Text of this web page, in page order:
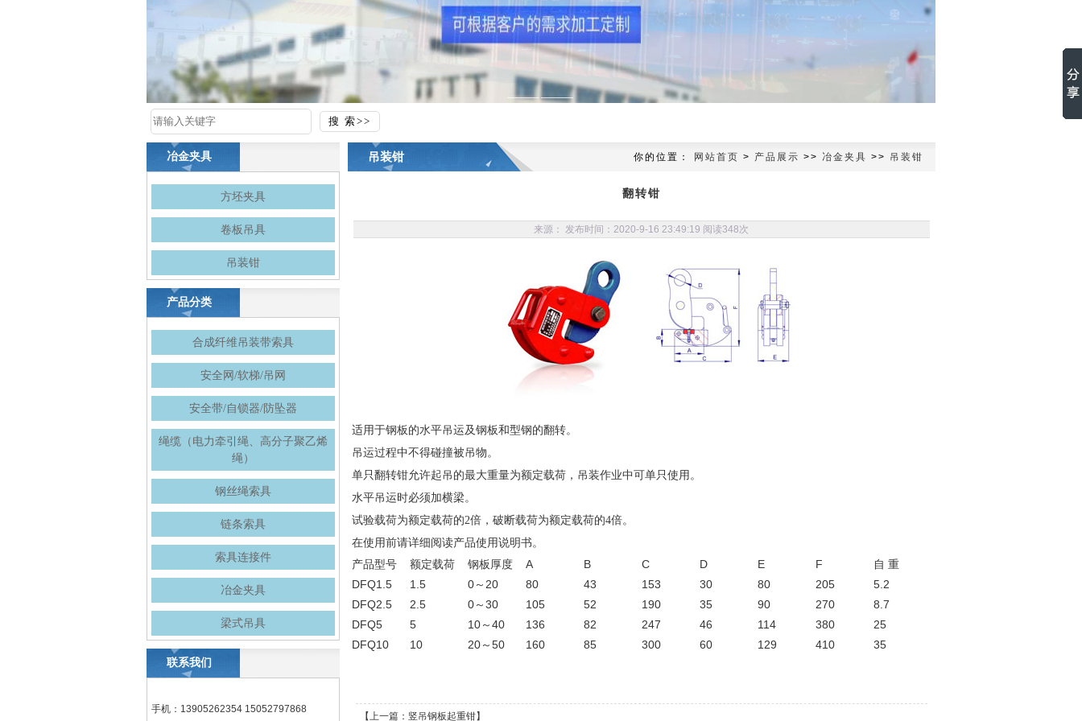
冶金夹具
方坯夹具
卷板吊具
吊装钳
产品分类
合成纤维吊装带索具
安全网/软梯/吊网
安全带/自锁器/防坠器
绳缆（电力牵引绳、高分子聚乙烯
绳）
钢丝绳索具
链条索具
索具连接件
冶金夹具
梁式吊具
联系我们
手机：13905262354 15052797868
吊装钳 你的位置： 网站首页 > 产品展示 >> 冶金夹具 >> 吊装钳
翻转钳
来源： 发布时间：2020-9-16 23:49:19 阅读348次
适用于钢板的水平吊运及钢板和型钢的翻转。
吊运过程中不得碰撞被吊物。
单只翻转钳允许起吊的最大重量为额定载荷，吊装作业中可单只使用。
水平吊运时必须加横梁。
试验载荷为额定载荷的2倍，破断载荷为额定载荷的4倍。
在使用前请详细阅读产品使用说明书。
产品型号 额定载荷 钢板厚度 A B C D E F
自 重
DFQ1.5
1.5 0～20 80 43 153 30 80 205
5.2
DFQ2.5
2.5 0～30 105 52 190 35 90 270
8.7
DFQ5
5 10～40 136 82 247 46 114 380
25
DFQ10
10 20～50 160 85 300 60 129 410 35
【上一篇： 竖吊钢板起重钳】